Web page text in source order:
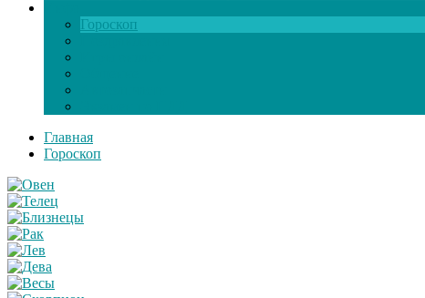
Гороскоп
Главная
Гороскоп